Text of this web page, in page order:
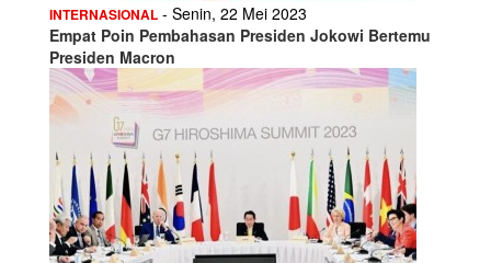
INTERNASIONAL - Senin, 22 Mei 2023
Empat Poin Pembahasan Presiden Jokowi Bertemu
Presiden Macron